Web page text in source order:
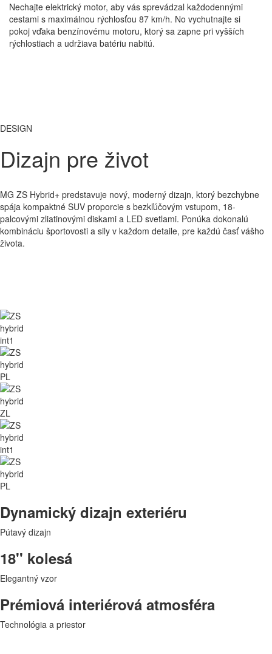
Nechajte elektrický motor, aby vás sprevádzal každodennými
cestami s maximálnou rýchlosťou 87 km/h. No vychutnajte si
pokoj vďaka benzínovému motoru, ktorý sa zapne pri vyšších
rýchlostiach a udržiava batériu nabitú.
DESIGN
Dizajn pre život
MG ZS Hybrid+ predstavuje nový, moderný dizajn, ktorý bezchybne
spája kompaktné SUV proporcie s bezkľúčovým vstupom, 18-
palcovými zliatinovými diskami a LED svetlami. Ponúka dokonalú
kombináciu športovosti a sily v každom detaile, pre každú časť vášho
života.
Dynamický dizajn exteriéru
Pútavý dizajn
18'' kolesá
Elegantný vzor
Prémiová interiérová atmosféra
Technológia a priestor